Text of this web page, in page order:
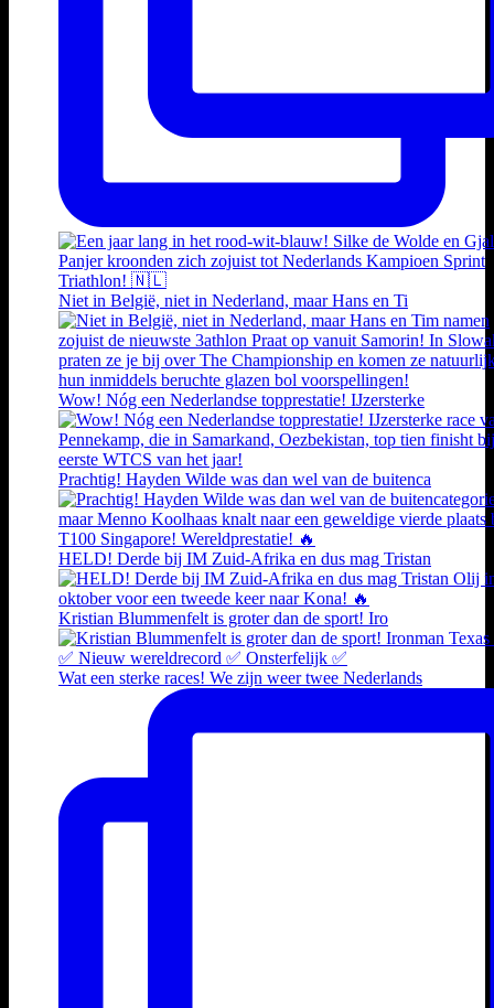
Niet in België, niet in Nederland, maar Hans en Ti
Wow! Nóg een Nederlandse topprestatie! IJzersterke
Prachtig! Hayden Wilde was dan wel van de buitenca
HELD! Derde bij IM Zuid-Afrika en dus mag Tristan
Kristian Blummenfelt is groter dan de sport! Iro
Wat een sterke races! We zijn weer twee Nederlands